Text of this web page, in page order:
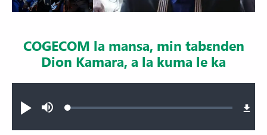
N
a
SourdineLoaded:
COGECOM la mansa, min tabɛnden
Dion Kamara, a la kuma le ka